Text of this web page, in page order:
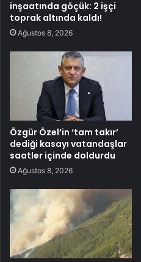
inşaatında göçük: 2 işçi
toprak altında kaldı!
Ağustos 8, 2026
Özgür Özel’in ‘tam takır’
dediği kasayı vatandaşlar
saatler içinde doldurdu
Ağustos 8, 2026